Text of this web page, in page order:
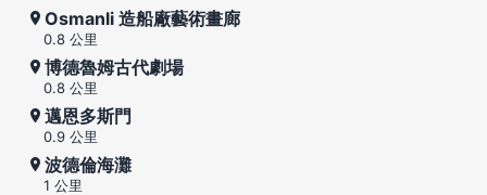
Osmanli 造船廠藝術畫廊
0.8 公里
博德魯姆古代劇場
0.8 公里
邁恩多斯門
0.9 公里
波德倫海灘
1 公里